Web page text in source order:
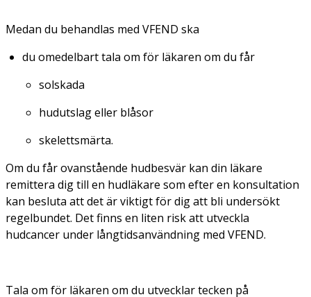
Medan du behandlas med VFEND ska
du omedelbart tala om för läkaren om du får
solskada
hudutslag eller blåsor
skelettsmärta.
Om du får ovanstående hudbesvär kan din läkare
remittera dig till en hudläkare som efter en konsultation
kan besluta att det är viktigt för dig att bli undersökt
regelbundet. Det finns en liten risk att utveckla
hudcancer under långtidsanvändning med VFEND.
Tala om för läkaren om du utvecklar tecken på